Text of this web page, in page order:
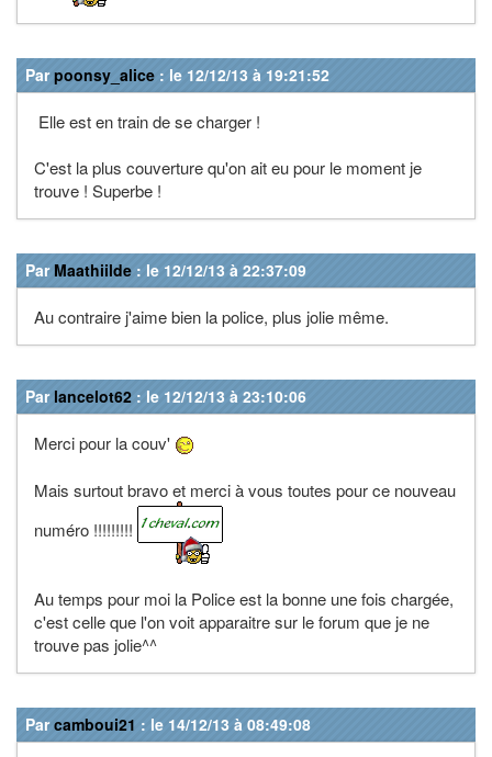
Parpoonsy_alice : le 12/12/13 à 19:21:52
Elle est en train de se charger !
C'est la plus couverture qu'on ait eu pour le moment je
trouve ! Superbe !
Par Maathiilde : le 12/12/13 à 22:37:09
Au contraire j'aime bien la police, plus jolie même.
Par lancelot62 : le 12/12/13 à 23:10:06
Merci pour la couv'
Mais surtout bravo et merci à vous toutes pour ce nouveau
numéro !!!!!!!!!
Au temps pour moi la Police est la bonne une fois chargée,
c'est celle que l'on voit apparaitre sur le forum que je ne
trouve pas jolie^^
Parcamboui21 : le 14/12/13 à 08:49:08